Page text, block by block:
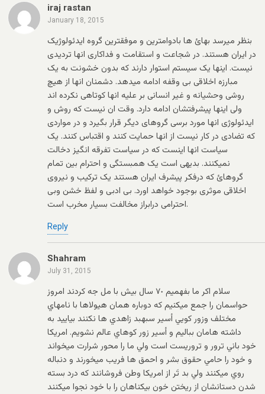
iraj rastan
January 18, 2015
بنظر میرسد بهائ ها بادوامترین و موفقترین گروه ایدئولوژیک
در ایران هستند. در شجاعت و استقامت و فداکاری انها تردیدی
نیست. اینها یک سیستم استوار دارند که بدون خشونت به یک
مبارزه اخلاقی بی وقفه ادامه میدهد. دشمنان انها از هیچ
روشی وحشیانه و غیر انسانی بر علیه انها کوتاهی نکرده اند
ولی اینها پیشرفتشان ادامه دارد. وقت ان نیست که روش و
ایدئولوژی انها مورد برسی گروهای دیگر قرار بگیرد و در مواردی
که تضادی در کار نیست از انها حمایت کنند و اقتباس کنند. یک
سیاست انها اینست که در سیاست تفرقه انگیز دخالت
نمیکنند. بدیهی است یک همبستگی و احترام بین تمام
گروهائ که درفکر پیشرف ایران هستند یک ترکیب و نیروی
اخلاقی موثری بوجود خواهد اورد. بی ادبی و لفظ خشن وبی
احترامی درابراز مخالفت بسیار مخرب است.
Reply
Shahram
July 31, 2015
سلام اكر ما بفهميم ٧٠ سال بيش با مل جه كردند امروز
حواسمان را جمع ميكنيم كه دوباره همان هيولاها با نامهاي
مختلف وزور كويي أسير سبهبد زاهدي ها نكنند بياييد به
داشته هامان بباليم و أسير زور كوهاي عالم نشويم. امريكا
خود باني ترور و تروريست است ولي ما را محور شرارت ميخواند
و خود را حامي حقوق بشر و احمق ها فريب ميخورند و دنباله
روي ميكنند ولي بد تَر از امريكا وطن فروشانند كه درد بسته
شدن دستانشان از ريختن خون بيكناهان را با خود نجوا ميكنند